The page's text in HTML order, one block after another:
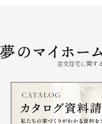
注文住宅に関す